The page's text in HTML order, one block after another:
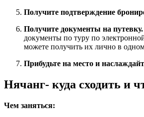
Получите подтверждение
Получите документы на путевку.
документы по туру по
можете получить их лично в
Прибудьте на место и
Нячанг- куда сходить и
Чем заняться: